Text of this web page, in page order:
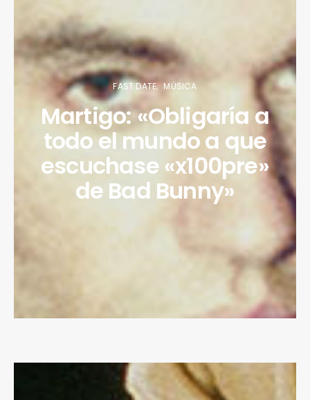
FAST DATE MÚSICA
Martigo: «Obligaría a
todo el mundo a que
escuchase «x100pre»
de Bad Bunny»